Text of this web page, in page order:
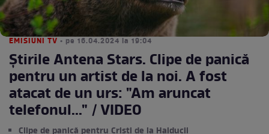
EMISIUNI TV • pe 16.04.2024 la 19:04
Știrile Antena Stars. Clipe de panică
pentru un artist de la noi. A fost
atacat de un urs: "Am aruncat
telefonul..." / VIDEO